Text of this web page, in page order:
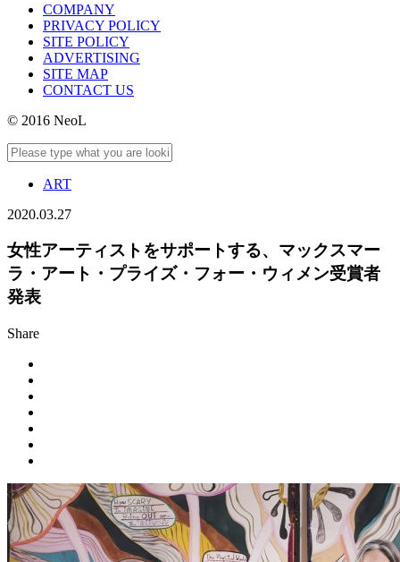
COMPANY
PRIVACY POLICY
SITE POLICY
ADVERTISING
SITE MAP
CONTACT US
© 2016 NeoL
ART
2020.03.27
女性アーティストをサポートする、マックスマー
ラ・アート・プライズ・フォー・ウィメン受賞者
発表
Share